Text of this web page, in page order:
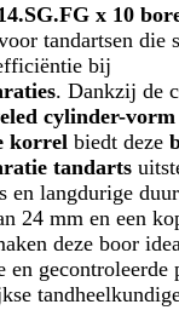
x 10
tandartsen die
bij
. Dankzij de
cylinder-vorm
korrel biedt deze
tandarts
en langdurige
24 mm en een
deze boor
en gecontroleerde